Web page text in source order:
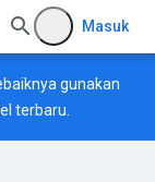
Masuk
gunakan
terbaru.